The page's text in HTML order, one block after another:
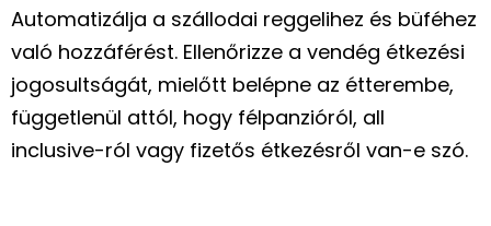
Automatizálja a szállodai reggelihez és büféhez
való hozzáférést. Ellenőrizze a vendég étkezési
jogosultságát, mielőtt belépne az étterembe,
függetlenül attól, hogy félpanzióról, all
inclusive-ról vagy fizetős étkezésről van-e szó.